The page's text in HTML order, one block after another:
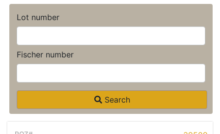
Lot number
Fischer number
Search